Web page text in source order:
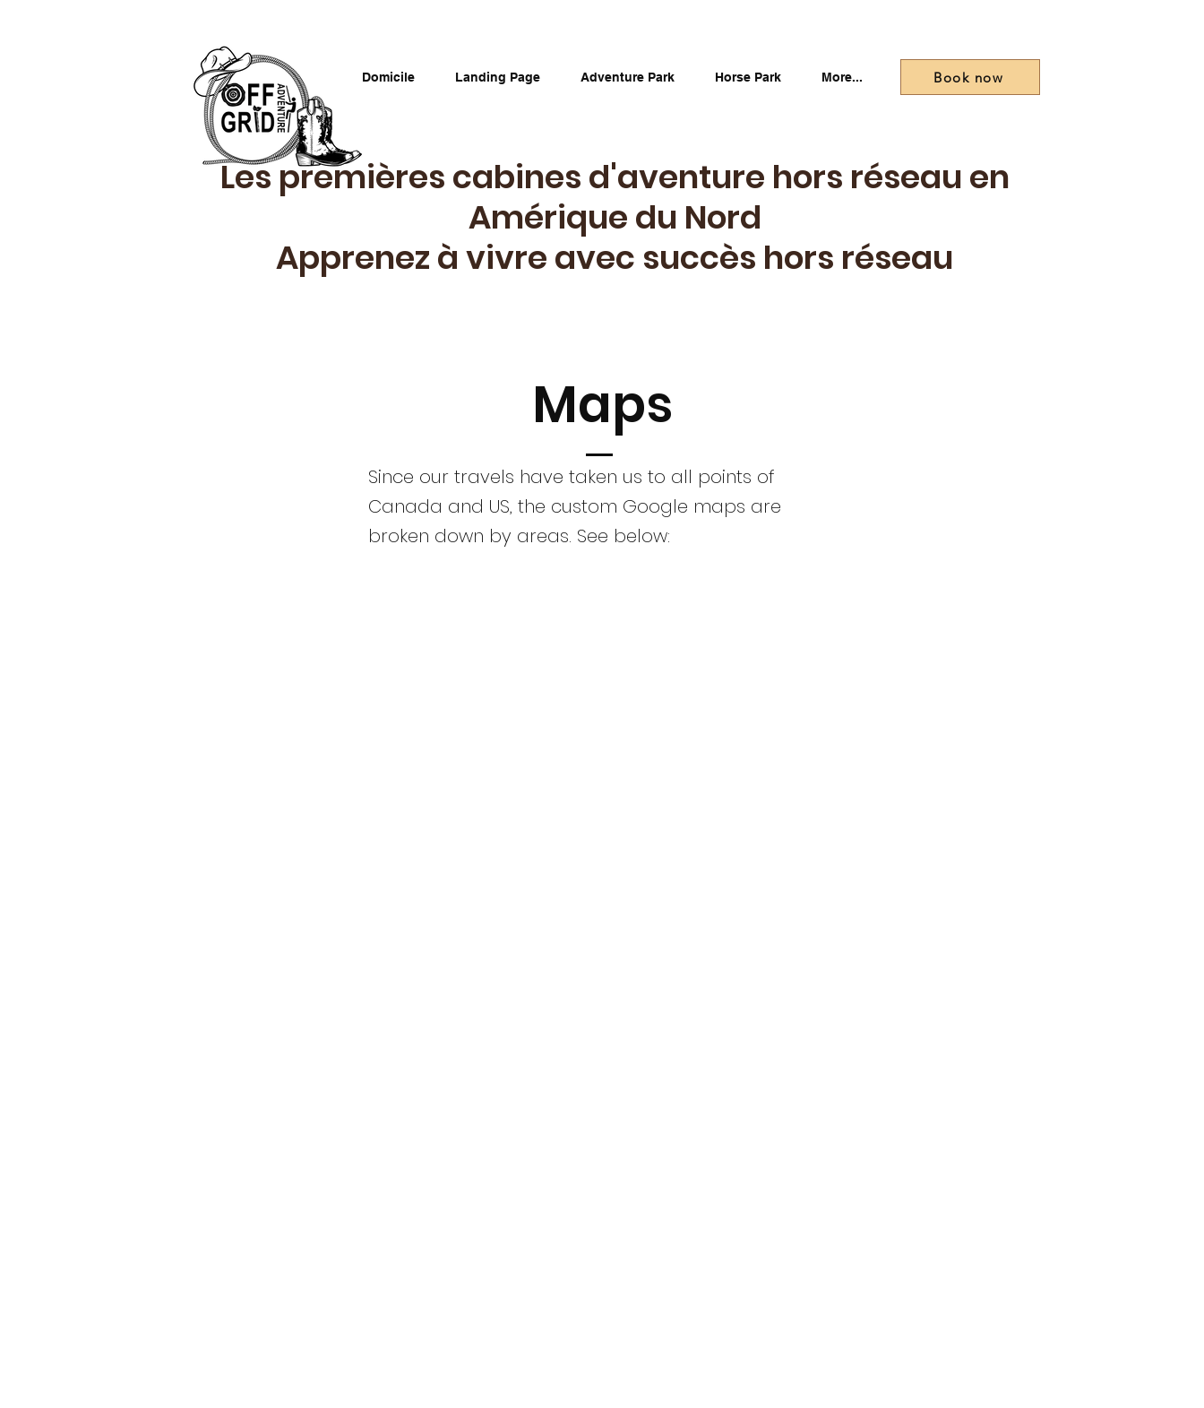
Domicile Landing Page Adventure Park Horse Park More...
Les premières cabines d'aventure hors réseau en
Amérique du Nord
Apprenez à vivre avec succès hors réseau
Book now
Maps
Since our travels have taken us to all points of
Canada and US, the custom Google maps are
broken down by areas. See below: